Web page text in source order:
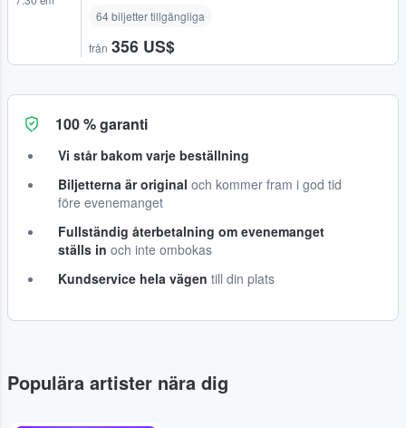
64 biljetter tillgängliga
från 356 US$
100 % garanti
Vi står bakom varje beställning
Biljetterna är original och kommer fram i god tid
före evenemanget
Fullständig återbetalning om evenemanget
ställs in och inte ombokas
Kundservice hela vägen till din plats
Populära artister nära dig